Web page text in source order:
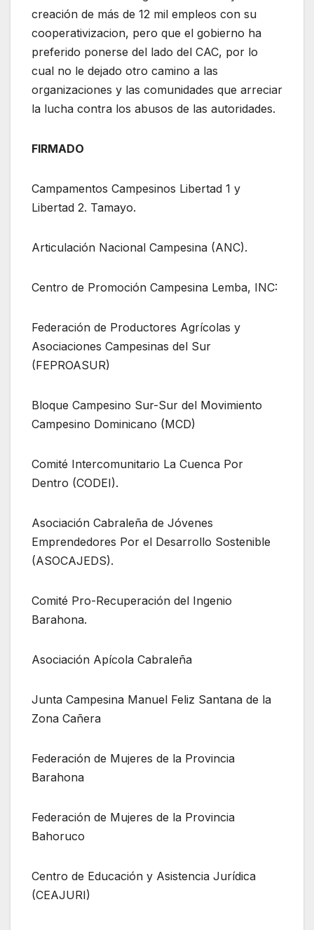
creación de más de 12 mil empleos con su
cooperativizacion, pero que el gobierno ha
preferido ponerse del lado del CAC, por lo
cual no le dejado otro camino a las
organizaciones y las comunidades que arreciar
la lucha contra los abusos de las autoridades.
FIRMADO
Campamentos Campesinos Libertad 1 y
Libertad 2. Tamayo.
Articulación Nacional Campesina (ANC).
Centro de Promoción Campesina Lemba, INC:
Federación de Productores Agrícolas y
Asociaciones Campesinas del Sur
(FEPROASUR)
Bloque Campesino Sur-Sur del Movimiento
Campesino Dominicano (MCD)
Comité Intercomunitario La Cuenca Por
Dentro (CODEI).
Asociación Cabraleña de Jóvenes
Emprendedores Por el Desarrollo Sostenible
(ASOCAJEDS).
Comité Pro-Recuperación del Ingenio
Barahona.
Asociación Apícola Cabraleña
Junta Campesina Manuel Feliz Santana de la
Zona Cañera
Federación de Mujeres de la Provincia
Barahona
Federación de Mujeres de la Provincia
Bahoruco
Centro de Educación y Asistencia Jurídica
(CEAJURI)